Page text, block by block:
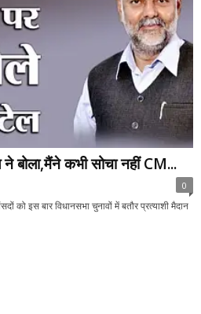
बोला,मैंने कभी सोचा नहीं CM...
0
को इस बार विधानसभा चुनावों में बतौर प्रत्याशी मैदान